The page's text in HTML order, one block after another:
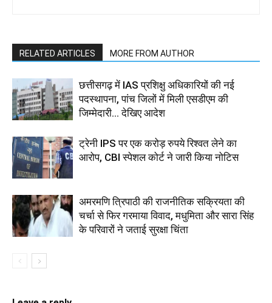
RELATED ARTICLES MORE FROM AUTHOR
छत्तीसगढ़ में IAS प्रशिक्षु अधिकारियों की नई
पदस्थापना, पांच जिलों में मिली एसडीएम की
जिम्मेदारी... देखिए आदेश
ट्रेनी IPS पर एक करोड़ रुपये रिश्वत लेने का
आरोप, CBI स्पेशल कोर्ट ने जारी किया नोटिस
अमरमणि त्रिपाठी की राजनीतिक सक्रियता की
चर्चा से फिर गरमाया विवाद, मधुमिता और सारा सिंह
के परिवारों ने जताई सुरक्षा चिंता